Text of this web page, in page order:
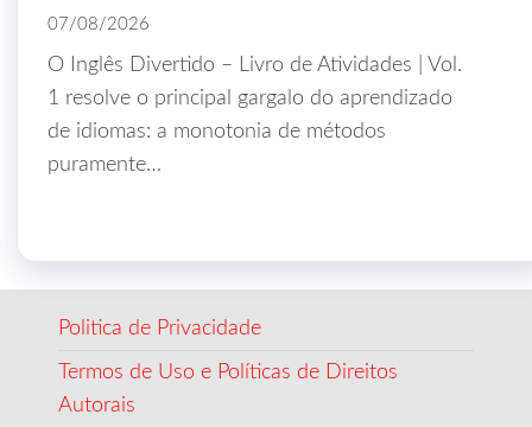
07/08/2026
O Inglês Divertido – Livro de Atividades | Vol.
1 resolve o principal gargalo do aprendizado
de idiomas: a monotonia de métodos
puramente…
Politica de Privacidade
Termos de Uso e Políticas de Direitos
Autorais